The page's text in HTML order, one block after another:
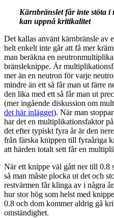
Kärnbränslet får inte stöta i
kan uppnå kritikalitet
Det kallas använt kärnbränsle av
helt enkelt inte går att få mer
man beräkna en
bränsleknippe. Är
mer än en neutron för varje
mindre än ett så får man ut färre
den lika med ett så får man ut
(mer ingående diskussion om
det här inlägget). När man
har det en multiplikationsfaktor
det efter typiskt fyra år är den
från färska knippen till fyraåriga
att härden totalt sett får en
När ett knippe väl gått ner till 0.8
så man måste plocka ut det och
restvärmen får klinga av i några
hur stor hög som helst med
0.8 och dom kommer aldrig gå
omständighet.